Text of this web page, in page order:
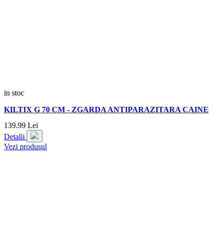
in stoc
KILTIX G 70 CM - ZGARDA ANTIPARAZITARA CAINE
139.99 Lei
Detalii
Vezi produsul